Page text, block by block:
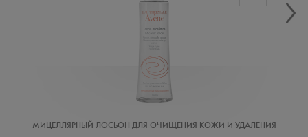
МИЦЕЛЛЯРНЫЙ ЛОСЬОН ДЛЯ ОЧИЩЕНИЯ КОЖИ И УДАЛЕНИЯ